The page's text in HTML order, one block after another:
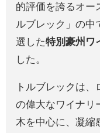
的評価を誇るオー
ルブレック」の中
選した特別豪州ワ
した。
トルブレックは
の偉大なワイナリ
木を中心に、凝縮